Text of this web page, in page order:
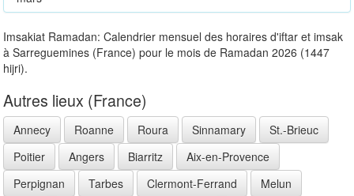
Imsakiat Ramadan: Calendrier mensuel des horaires d'iftar et imsak
à Sarreguemines (France) pour le mois de Ramadan 2026 (1447
hijri).
Autres lieux (France)
Annecy Roanne Roura Sinnamary
St.-Brieuc
Poitier
Angers Biarritz
Aix-en-Provence
Perpignan
Tarbes Clermont-Ferrand
Melun